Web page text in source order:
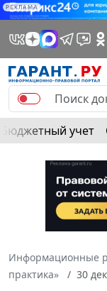
РЕКЛАМА
Бюджетный учет
Информационные
практика»
30